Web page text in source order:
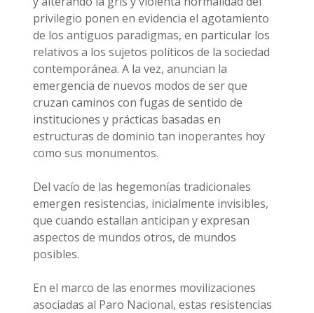
privilegio ponen en evidencia el agotamiento
de los antiguos paradigmas, en particular los
relativos a los sujetos políticos de la sociedad
contemporánea. A la vez, anuncian la
emergencia de nuevos modos de ser que
cruzan caminos con fugas de sentido de
instituciones y prácticas basadas en
estructuras de dominio tan inoperantes hoy
como sus monumentos.
Del vacío de las hegemonías tradicionales
emergen resistencias, inicialmente invisibles,
que cuando estallan anticipan y expresan
aspectos de mundos otros, de mundos
posibles.
En el marco de las enormes movilizaciones
asociadas al Paro Nacional, estas resistencias